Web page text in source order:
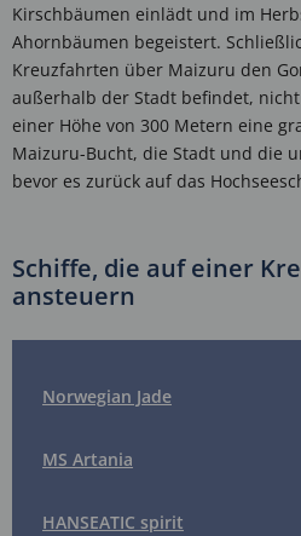
Kirschbäumen einlädt und im
Ahornbäumen begeistert.
Kreuzfahrten über Maizuru den
außerhalb der Stadt befindet,
einer Höhe von 300 Metern eine
Maizuru-Bucht, die Stadt und die
bevor es zurück auf das
Schiffe, die auf einer
ansteuern
Norwegian Jade
MS Artania
HANSEATIC spirit